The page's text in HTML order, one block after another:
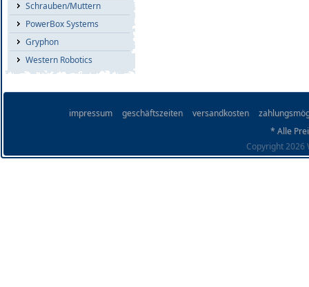
Schrauben/Muttern
PowerBox Systems
Gryphon
Western Robotics
impressum geschäftszeiten versandkosten
* Alle
Copyright 2026